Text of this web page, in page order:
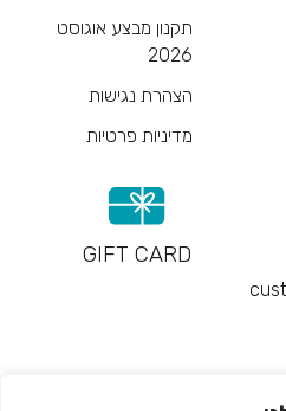
תקנון מבצע אוגוסט
2026
הצהרת נגישות
מדיניות פרטיות
GIFT CARD